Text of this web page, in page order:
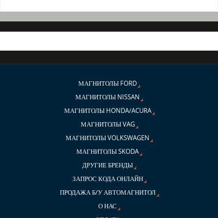
МАГНИТОЛЫ FORD
МАГНИТОЛЫ NISSAN
МАГНИТОЛЫ HONDA/ACURA
МАГНИТОЛЫ VAG
МАГНИТОЛЫ VOLKSWAGEN
МАГНИТОЛЫ SKODA
ДРУГИЕ БРЕНДЫ
ЗАПРОС КОДА ОНЛАЙН
ПРОДАЖА Б/У АВТОМАГНИТОЛ
О НАС